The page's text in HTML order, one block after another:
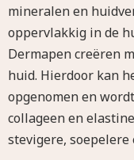
mineralen en
oppervlakkig in de
Dermapen creëren
huid. Hierdoor kan
opgenomen en
collageen en
stevigere, soepelere